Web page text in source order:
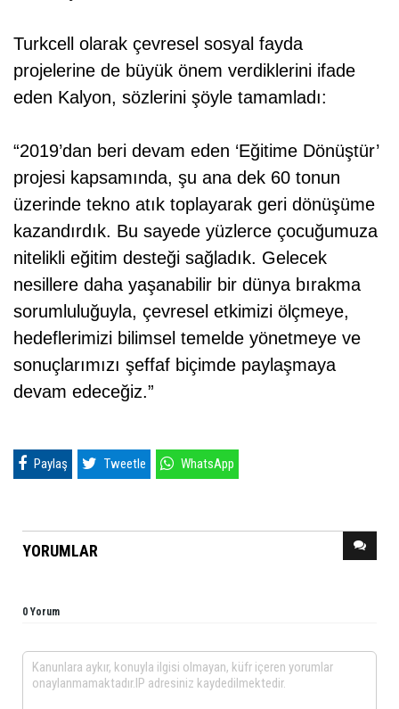
Turkcell olarak çevresel sosyal fayda
projelerine de büyük önem verdiklerini ifade
eden Kalyon, sözlerini şöyle tamamladı:
“2019’dan beri devam eden ‘Eğitime Dönüştür’
projesi kapsamında, şu ana dek 60 tonun
üzerinde tekno atık toplayarak geri dönüşüme
kazandırdık. Bu sayede yüzlerce çocuğumuza
nitelikli eğitim desteği sağladık. Gelecek
nesillere daha yaşanabilir bir dünya bırakma
sorumluluğuyla, çevresel etkimizi ölçmeye,
hedeflerimizi bilimsel temelde yönetmeye ve
sonuçlarımızı şeffaf biçimde paylaşmaya
devam edeceğiz.”
Paylaş Tweetle WhatsApp
YORUMLAR
0 Yorum